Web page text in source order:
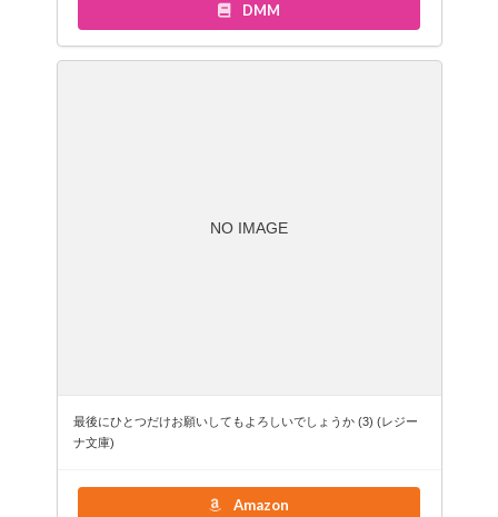
DMM
NO IMAGE
最後にひとつだけお願いしてもよろしいでしょうか (3) (レジー
ナ文庫)
Amazon